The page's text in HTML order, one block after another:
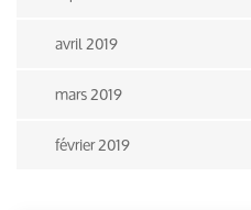
avril 2019
mars 2019
février 2019